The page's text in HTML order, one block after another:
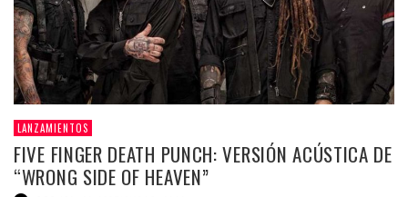
LANZAMIENTOS
FIVE FINGER DEATH PUNCH: VERSIÓN ACÚSTICA DE
“WRONG SIDE OF HEAVEN”